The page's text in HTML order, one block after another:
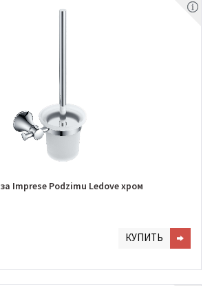
Imprese Podzimu Ledove хром
КУПИТЬ